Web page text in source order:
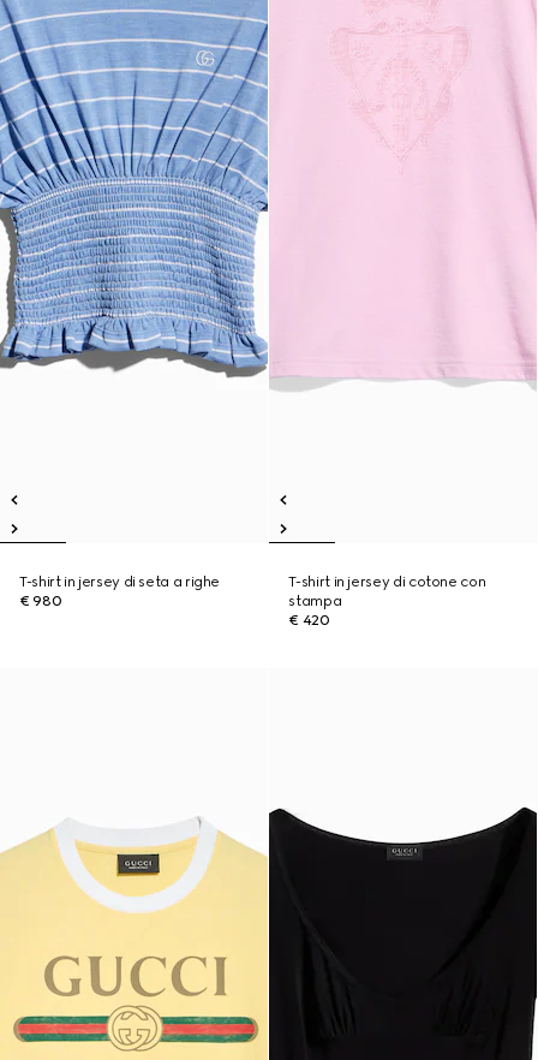
T-shirt in jersey di seta a righe
€ 980
T-shirt in jersey di cotone con
stampa
€ 420